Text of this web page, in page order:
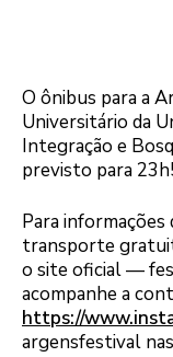
O ônibus para a
Universitário da
Integração e
previsto para
Para
transporte
o site oficial —
acompanhe a
https://
argensfestival